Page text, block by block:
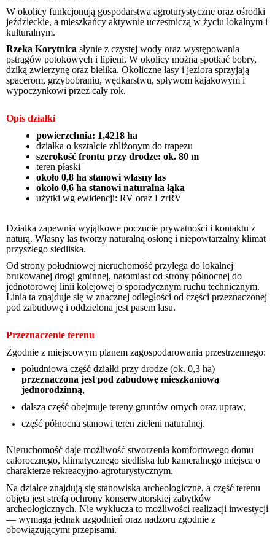
W okolicy funkcjonują gospodarstwa agroturystyczne oraz ośrodki
jeździeckie, a mieszkańcy aktywnie uczestniczą w życiu lokalnym i
kulturalnym.
Rzeka Korytnica słynie z czystej wody oraz występowania
pstrągów potokowych i lipieni. W okolicy można spotkać bobry,
dziką zwierzynę oraz bielika. Okoliczne lasy i jeziora sprzyjają
spacerom, grzybobraniu, wędkarstwu, spływom kajakowym i
wypoczynkowi przez cały rok.
Opis działki
powierzchnia: 1,4218 ha
działka o kształcie zbliżonym do trapezu
szerokość frontu przy drodze: ok. 80 m
teren płaski
około 0,8 ha stanowi własny las
około 0,6 ha stanowi naturalna łąka
użytki wg ewidencji: RV oraz LzrRV
Działka zapewnia wyjątkowe poczucie prywatności i kontaktu z
naturą. Własny las tworzy naturalną osłonę i niepowtarzalny klimat
przyszłego siedliska.
Od strony południowej nieruchomość przylega do lokalnej
brukowanej drogi gminnej, natomiast od strony północnej do
jednotorowej linii kolejowej o sporadycznym ruchu technicznym.
Linia ta znajduje się w znacznej odległości od części przeznaczonej
pod zabudowę i oddzielona jest pasem lasu.
Przeznaczenie terenu
Zgodnie z miejscowym planem zagospodarowania przestrzennego:
południowa część działki przy drodze (ok. 0,3 ha)
przeznaczona jest pod zabudowę mieszkaniową
jednorodzinną,
dalsza część obejmuje tereny gruntów ornych oraz upraw,
część północna stanowi teren zieleni naturalnej.
Nieruchomość daje możliwość stworzenia komfortowego domu
całorocznego, klimatycznego siedliska lub kameralnego miejsca o
charakterze rekreacyjno-agroturystycznym.
Na działce znajdują się stanowiska archeologiczne, a część terenu
objęta jest strefą ochrony konserwatorskiej zabytków
archeologicznych. Nie wyklucza to możliwości realizacji inwestycji
— wymaga jednak uzgodnień oraz nadzoru zgodnie z
obowiązującymi przepisami.